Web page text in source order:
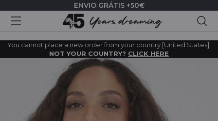
ENVIO GRÁTIS +50€
You cannot place a new order from your country [United States].
NOT YOUR COUNTRY? CLICK HERE